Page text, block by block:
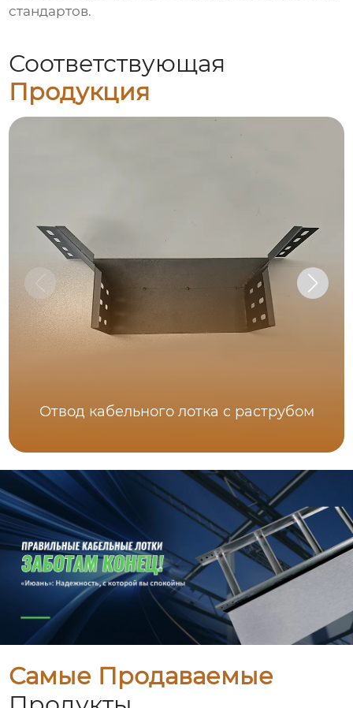
стандартов.
Соответствующая
Продукция
Отвод кабельного лотка с раструбом
Самые Продаваемые